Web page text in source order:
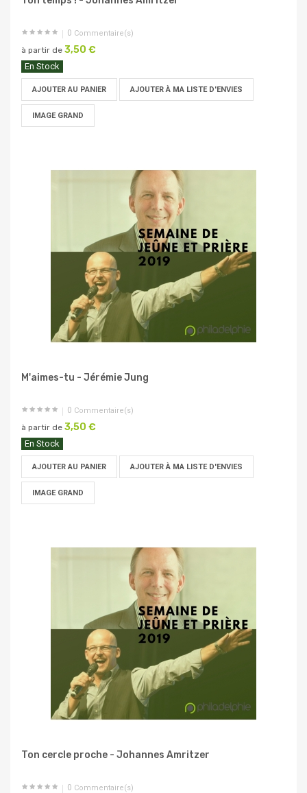
0 Commentaire(s)
à partir de 3,50 €
En Stock
AJOUTER AU PANIER AJOUTER À MA LISTE D'ENVIES
IMAGE GRAND
M'aimes-tu - Jérémie Jung
0 Commentaire(s)
à partir de 3,50 €
En Stock
AJOUTER AU PANIER AJOUTER À MA LISTE D'ENVIES
IMAGE GRAND
Ton cercle proche - Johannes Amritzer
0 Commentaire(s)